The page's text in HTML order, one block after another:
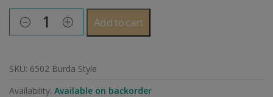
Add to cart
SKU: 6502 Burda Style
Availability: Available on backorder